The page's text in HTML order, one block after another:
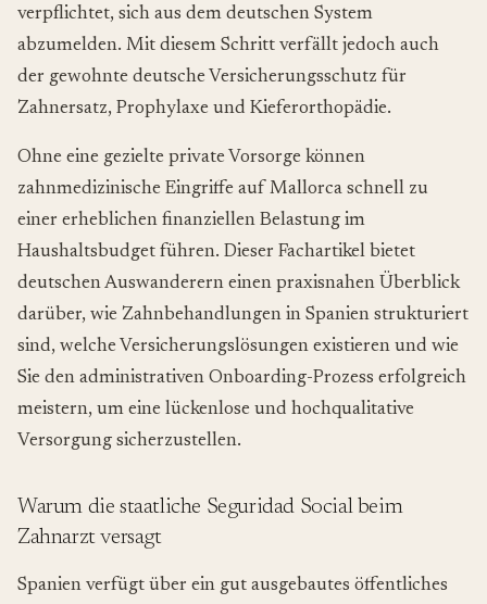
verpflichtet, sich aus dem deutschen System
abzumelden. Mit diesem Schritt verfällt jedoch auch
der gewohnte deutsche Versicherungsschutz für
Zahnersatz, Prophylaxe und Kieferorthopädie.
Ohne eine gezielte private Vorsorge können
zahnmedizinische Eingriffe auf Mallorca schnell zu
einer erheblichen finanziellen Belastung im
Haushaltsbudget führen. Dieser Fachartikel bietet
deutschen Auswanderern einen praxisnahen Überblick
darüber, wie Zahnbehandlungen in Spanien strukturiert
sind, welche Versicherungslösungen existieren und wie
Sie den administrativen Onboarding-Prozess erfolgreich
meistern, um eine lückenlose und hochqualitative
Versorgung sicherzustellen.
Warum die staatliche Seguridad Social beim
Zahnarzt versagt
Spanien verfügt über ein gut ausgebautes öffentliches